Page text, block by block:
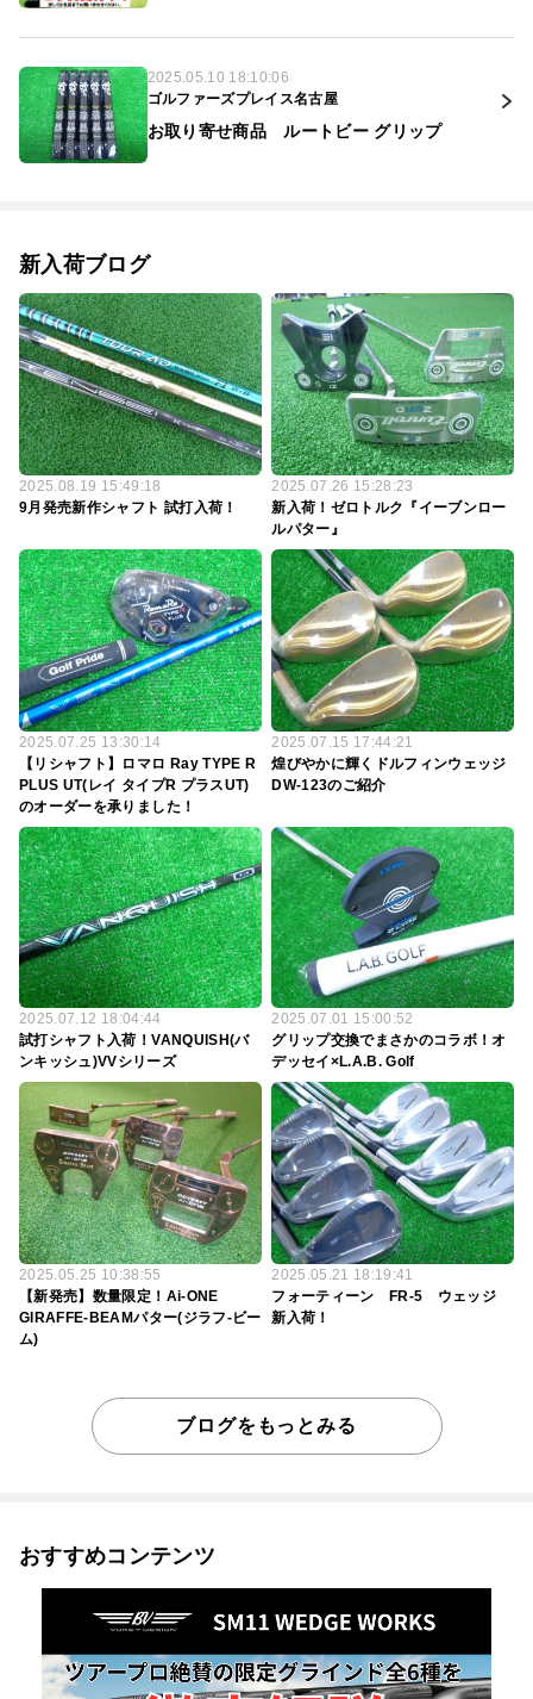
2025.05.10 18:10:06
ゴルファーズプレイス名古屋
お取り寄せ商品 ルートビー グリップ
新入荷ブログ
2025.08.19 15:49:18
9月発売新作シャフト 試打入荷！
2025.07.26 15:28:23
新入荷！ゼロトルク『イーブンロー
ルパター』
2025.07.25 13:30:14
【リシャフト】ロマロ Ray TYPE R
PLUS UT(レイ タイプR プラスUT)
のオーダーを承りました！
2025.07.15 17:44:21
煌びやかに輝くドルフィンウェッジ
DW-123のご紹介
2025.07.12 18:04:44
試打シャフト入荷！VANQUISH(バ
ンキッシュ)VVシリーズ
2025.07.01 15:00:52
グリップ交換でまさかのコラボ！オ
デッセイ×L.A.B. Golf
2025.05.25 10:38:55
【新発売】数量限定！Ai-ONE
GIRAFFE-BEAMパター(ジラフ-ビー
ム)
2025.05.21 18:19:41
フォーティーン FR-5 ウェッジ
新入荷！
ブログをもっとみる
おすすめコンテンツ